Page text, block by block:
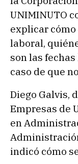
UNIMINUTO
explicar
laboral,
son las
caso de que
Diego Galvis,
Empresas de
en
indicó cómo